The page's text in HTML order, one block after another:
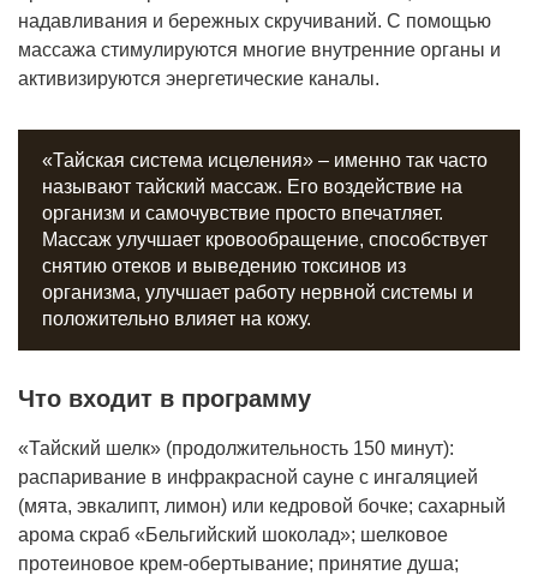
надавливания и бережных скручиваний. С помощью
массажа стимулируются многие внутренние органы и
активизируются энергетические каналы.
«Тайская система исцеления» – именно так часто
называют тайский массаж. Его воздействие на
организм и самочувствие просто впечатляет.
Массаж улучшает кровообращение, способствует
снятию отеков и выведению токсинов из
организма, улучшает работу нервной системы и
положительно влияет на кожу.
Что входит в программу
«Тайский шелк» (продолжительность 150 минут):
распаривание в инфракрасной сауне с ингаляцией
(мята, эвкалипт, лимон) или кедровой бочке; сахарный
арома скраб «Бельгийский шоколад»; шелковое
протеиновое крем-обертывание; принятие душа;